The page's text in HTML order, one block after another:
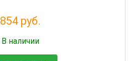
854 руб.
В наличии